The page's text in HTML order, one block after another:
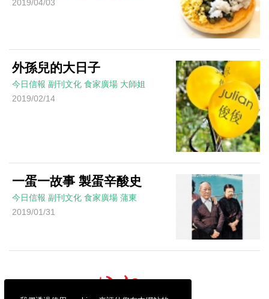
2019/04/03
外孫兒的大日子
今日信報 副刊文化 食家廣場 大師姐
2019/02/14
一蛋一故事 製蛋辛酸史
今日信報 副刊文化 食家廣場 蒲東
2019/01/31